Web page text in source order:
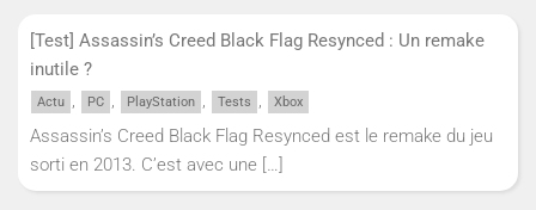
[Test] Assassin’s Creed Black Flag Resynced : Un remake
inutile ?
Actu , PC , PlayStation , Tests , Xbox
Assassin’s Creed Black Flag Resynced est le remake du jeu
sorti en 2013. C’est avec une […]